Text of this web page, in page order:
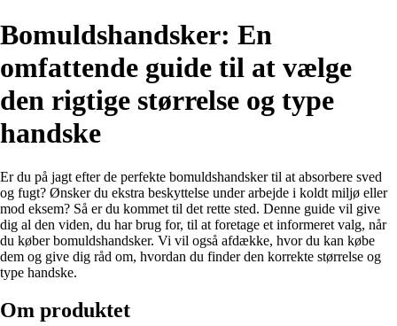
Bomuldshandsker: En
omfattende guide til at vælge
den rigtige størrelse og type
handske
Er du på jagt efter de perfekte bomuldshandsker til at absorbere sved
og fugt? Ønsker du ekstra beskyttelse under arbejde i koldt miljø eller
mod eksem? Så er du kommet til det rette sted. Denne guide vil give
dig al den viden, du har brug for, til at foretage et informeret valg, når
du køber bomuldshandsker. Vi vil også afdække, hvor du kan købe
dem og give dig råd om, hvordan du finder den korrekte størrelse og
type handske.
Om produktet